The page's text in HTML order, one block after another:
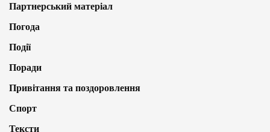
Партнерський матеріал
Погода
Події
Поради
Привітання та поздоровлення
Спорт
Тексти